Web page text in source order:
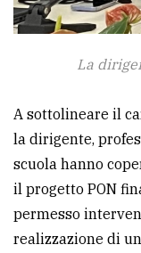
La
A sottolineare il
la dirigente,
scuola hanno
il progetto PON
permesso
realizzazione di